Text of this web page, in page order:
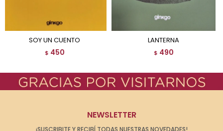
SOY UN CUENTO
$ 450
LANTERNA
$ 490
NEWSLETTER